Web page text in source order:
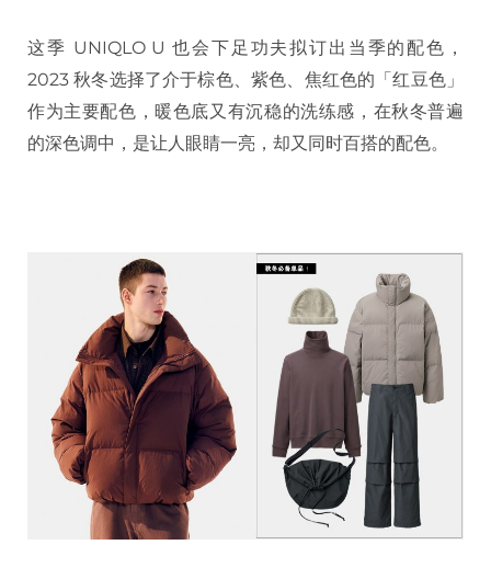
这季 UNIQLO U 也会下足功夫拟订出当季的配色，
2023 秋冬选择了介于棕色、紫色、焦红色的「红豆色」
作为主要配色，暖色底又有沉稳的洗练感，在秋冬普遍
的深色调中，是让人眼睛一亮，却又同时百搭的配色。